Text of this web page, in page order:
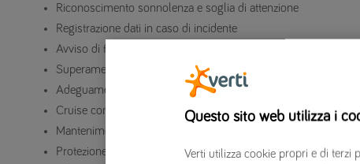
Riconoscimento sonnolenza e soglia di attenzione
Registrazione dati in caso di incidente
Avviso di frenata di emergenza
Superamento crash test per protezione passeggeri anteriori
Adeguamento della superficie di impatto per la testa di pedoni
Cruise control adattivo
Mantenimento attivo dell’auto in carreggiata
Protezione occupanti in caso di impatto laterale
Questo sito web utilizza i
Verti utilizza cookie propri e di terzi